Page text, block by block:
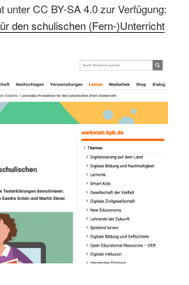
unter CC BY-SA 4.0 zur Verfügung:
den schulischen (Fern-)Unterricht